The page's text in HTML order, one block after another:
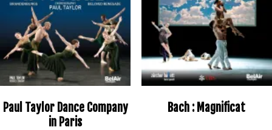
Paul Taylor Dance Company
in Paris
Bach : Magnificat